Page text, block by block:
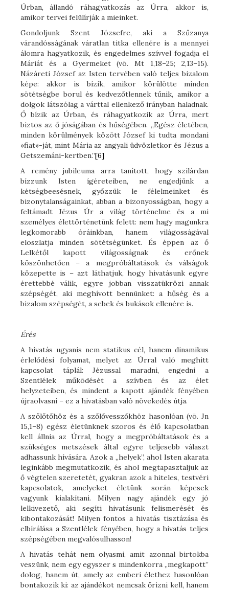
Úrban, állandó ráhagyatkozás az Úrra, akkor is,
amikor tervei felülírják a mieinket.
Gondoljunk Szent Józsefre, aki a Szűzanya
várandósságának váratlan titka ellenére is a mennyei
álomra hagyatkozik, és engedelmes szívvel fogadja el
Máriát és a Gyermeket (vö. Mt 1,18–25; 2,13–15).
Názáreti József az Isten tervében való teljes bizalom
képe: akkor is bízik, amikor körülötte minden
sötétségbe borul és kedvezőtlennek tűnik, amikor a
dolgok látszólag a várttal ellenkező irányban haladnak.
Ő bízik az Úrban, és ráhagyatkozik az Úrra, mert
biztos az ő jóságában és hűségében. „Egész életében,
minden körülmények között József ki tudta mondani
»fiat«-ját, mint Mária az angyali üdvözletkor és Jézus a
Getszemáni-kertben.”[6]
A remény jubileuma arra tanított, hogy szilárdan
bízzunk Isten ígéreteiben, ne engedjünk a
kétségbeesésnek, győzzük le félelmeinket és
bizonytalanságainkat, abban a bizonyosságban, hogy a
feltámadt Jézus Úr a világ történelme és a mi
személyes élettörténetünk felett: nem hagy magunkra
legkomorabb óráinkban, hanem világosságával
eloszlatja minden sötétségünket. És éppen az ő
Lelkétől kapott világosságnak és erőnek
köszönhetően – a megpróbáltatások és válságok
közepette is – azt láthatjuk, hogy hivatásunk egyre
érettebbé válik, egyre jobban visszatükrözi annak
szépségét, aki meghívott bennünket: a hűség és a
bizalom szépségét, a sebek és bukások ellenére is.
Érés
A hivatás ugyanis nem statikus cél, hanem dinamikus
érlelődési folyamat, melyet az Úrral való meghitt
kapcsolat táplál: Jézussal maradni, engedni a
Szentlélek működését a szívben és az élet
helyzeteiben, és mindent a kapott ajándék fényében
újraolvasni – ez a hivatásban való növekedés útja.
A szőlőtőhöz és a szőlővesszőkhöz hasonlóan (vö. Jn
15,1–8) egész életünknek szoros és élő kapcsolatban
kell állnia az Úrral, hogy a megpróbáltatások és a
szükséges metszések által egyre teljesebb választ
adhassunk hívására. Azok a „helyek”, ahol Isten akarata
leginkább megmutatkozik, és ahol megtapasztaljuk az
ő végtelen szeretetét, gyakran azok a hiteles, testvéri
kapcsolatok, amelyeket életünk során képesek
vagyunk kialakítani. Milyen nagy ajándék egy jó
lelkivezető, aki segíti hivatásunk felismerését és
kibontakozását! Milyen fontos a hivatás tisztázása és
elbírálása a Szentlélek fényében, hogy a hivatás teljes
szépségében megvalósulhasson!
A hivatás tehát nem olyasmi, amit azonnal birtokba
veszünk, nem egy egyszer s mindenkorra „megkapott”
dolog, hanem út, amely az emberi élethez hasonlóan
bontakozik ki: az ajándékot nemcsak őrizni kell, hanem